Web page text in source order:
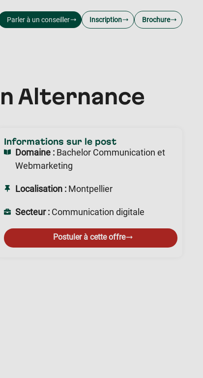
Parler à un conseiller Inscription Brochure
Alternance
Informations sur le post
Domaine : Bachelor Communication et
Webmarketing
Localisation : Montpellier
Secteur :Communication digitale
Postuler à cette offre